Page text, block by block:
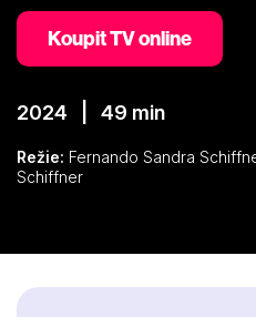
Koupit TV online
2024 | 49 min
Režie: Fernando Sandra
Schiffner